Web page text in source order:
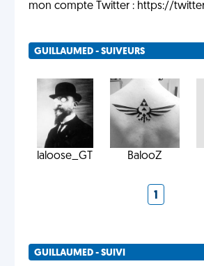
mon compte Twitter : https://
GUILLAUMED - SUIVEURS
laloose_GT BalooZ
1
GUILLAUMED - SUIVI